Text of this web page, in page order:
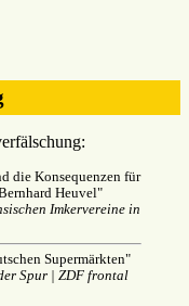
die Konsequenzen für
Heuvel"
Imkervereine in
Supermärkten"
Spur | ZDF frontal